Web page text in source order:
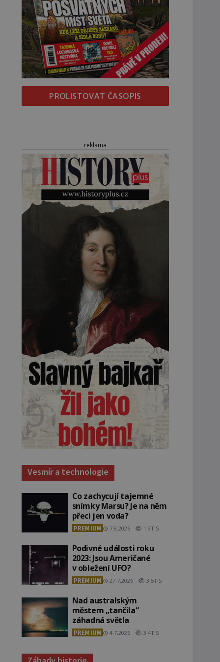
PROLISTOVAT ČASOPIS
reklama
Vesmír a technologie
Co zachycují tajemné
snímky Marsu? Je na něm
přeci jen voda?
PREMIUM 7.8.2026 1.9TIS
Podivné události roku
2023: Jsou Američané
v obležení UFO?
PREMIUM 27.7.2026 3.5TIS
Nad australským
městem „tančila“
záhadná světla
PREMIUM 4.7.2026 3.4TIS